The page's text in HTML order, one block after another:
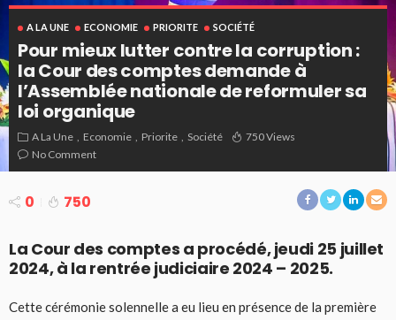
A LA UNE ECONOMIE PRIORITE SOCIÉTÉ
Pour mieux lutter contre la corruption :
la Cour des comptes demande à
l’Assemblée nationale de reformuler sa
loi organique
A La Une Economie Priorite Société
750 Views
No Comment
0 750
La Cour des comptes a procédé, jeudi 25 juillet
2024, à la rentrée judiciaire 2024 – 2025.
Cette cérémonie solennelle a eu lieu en présence de la première